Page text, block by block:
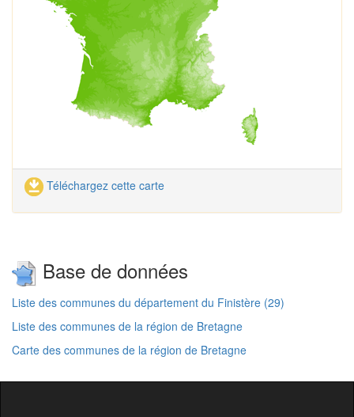
Téléchargez cette carte
Base de données
Liste des communes du département du Finistère (29)
Liste des communes de la région de Bretagne
Carte des communes de la région de Bretagne